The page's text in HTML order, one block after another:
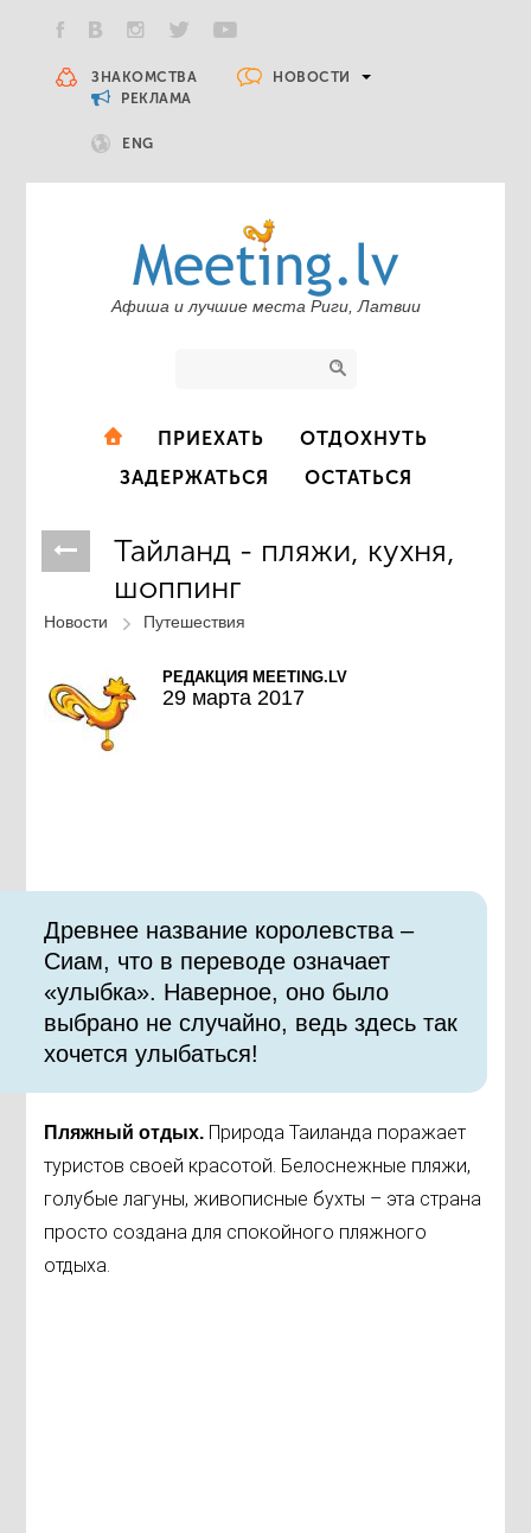
ЗНАКОМСТВА
НОВОСТИ
РЕКЛАМА
ENG
Афиша и лучшие места Риги, Латвии
ПРИЕХАТЬ
ОТДОХНУТЬ
ЗАДЕРЖАТЬСЯ
ОСТАТЬСЯ
Тайланд - пляжи, кухня,
шоппинг
Новости Путешествия
РЕДАКЦИЯ MEETING.LV
29 марта 2017
Древнее название королевства –
Сиам, что в переводе означает
«улыбка». Наверное, оно было
выбрано не случайно, ведь здесь так
хочется улыбаться!
Пляжный отдых. Природа Таиланда поражает
туристов своей красотой. Белоснежные пляжи,
голубые лагуны, живописные бухты – эта страна
просто создана для спокойного пляжного
отдыха.